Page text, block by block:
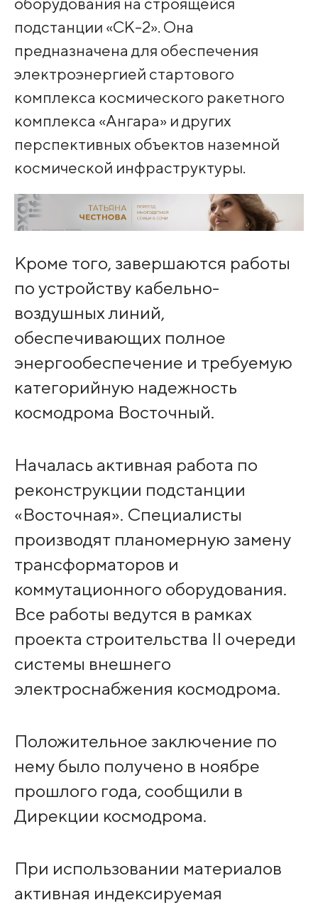
подстанции «СК-2». Она
предназначена для обеспечения
электроэнергией стартового
комплекса космического ракетного
комплекса «Ангара» и других
перспективных объектов наземной
космической инфраструктуры.
Кроме того, завершаются работы
по устройству кабельно-
воздушных линий,
обеспечивающих полное
энергообеспечение и требуемую
категорийную надежность
космодрома Восточный.
Началась активная работа по
реконструкции подстанции
«Восточная». Специалисты
производят планомерную замену
трансформаторов и
коммутационного оборудования.
Все работы ведутся в рамках
проекта строительства II очереди
системы внешнего
электроснабжения космодрома.
Положительное заключение по
нему было получено в ноябре
прошлого года, сообщили в
Дирекции космодрома.
При использовании материалов
активная индексируемая